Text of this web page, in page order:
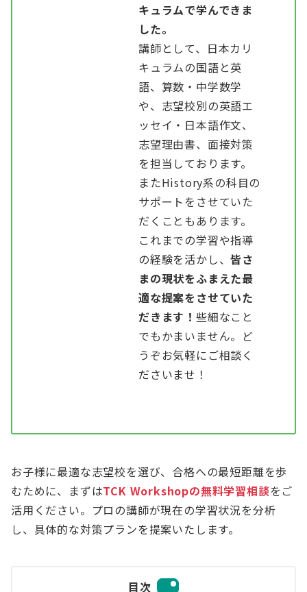
キュラムで学んできま
した。
講師として、日本カリ
キュラムの国語と英
語、算数・中学数学
や、志望校別の英語エ
ッセイ・日本語作文、
志望理由書、面接対策
を担当しております。
またHistory系の科目の
サポートをさせていた
だくこともあります。
これまでの学習や指導
の経験を活かし、皆さ
まの現状をふまえた最
適な提案をさせていた
だきます！ 些細なこと
でもかまいません。ど
うぞお気軽にご相談く
ださいませ！
お子様に最適な志望校を選び、合格への最短距離を歩
むために、まずはTCK Workshopの無料学習相談をご
活用ください。プロの講師が現在の学習状況を分析
し、具体的な対策プランを提案いたします。
目次